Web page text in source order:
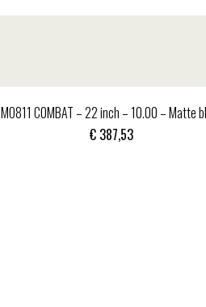
MO811 COMBAT – 22 inch – 10.00 – Matte
€ 387,53